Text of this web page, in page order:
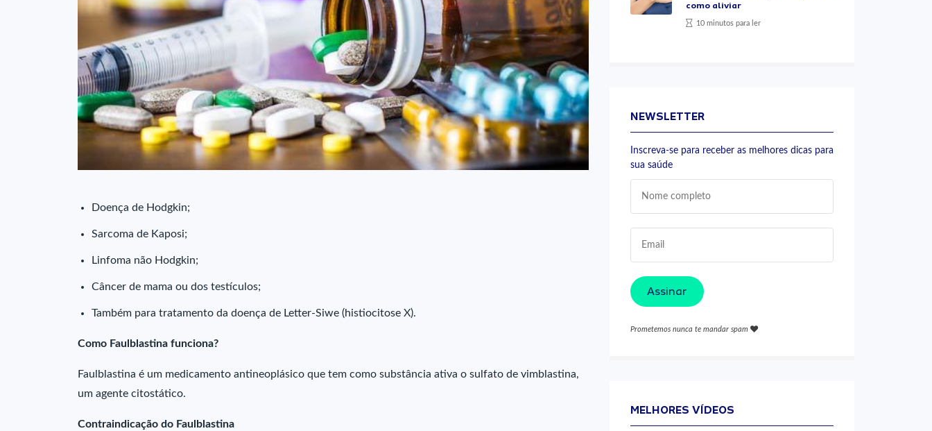
Doença de Hodgkin;
Sarcoma de Kaposi;
Linfoma não Hodgkin;
Câncer de mama ou dos testículos;
Também para tratamento da doença de Letter-Siwe (histiocitose X).
Como Faulblastina funciona?
Faulblastina é um medicamento antineoplásico que tem como substância ativa o sulfato de vimblastina,
um agente citostático.
Contraindicação do Faulblastina
como aliviar
10 minutos para ler
NEWSLETTER
Inscreva-se para receber as melhores dicas para
sua saúde
Assinar
Prometemos nunca te mandar spam
MELHORES VÍDEOS